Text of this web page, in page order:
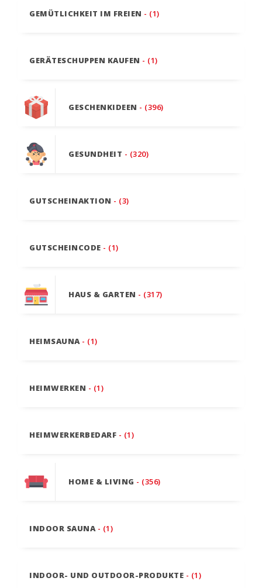
GEMÜTLICHKEIT IM FREIEN - (1)
GERÄTESCHUPPEN KAUFEN - (1)
GESCHENKIDEEN - (396)
GESUNDHEIT - (320)
GUTSCHEINAKTION - (3)
GUTSCHEINCODE - (1)
HAUS & GARTEN - (317)
HEIMSAUNA - (1)
HEIMWERKEN - (1)
HEIMWERKERBEDARF - (1)
HOME & LIVING - (356)
INDOOR SAUNA - (1)
INDOOR- UND OUTDOOR-PRODUKTE - (1)